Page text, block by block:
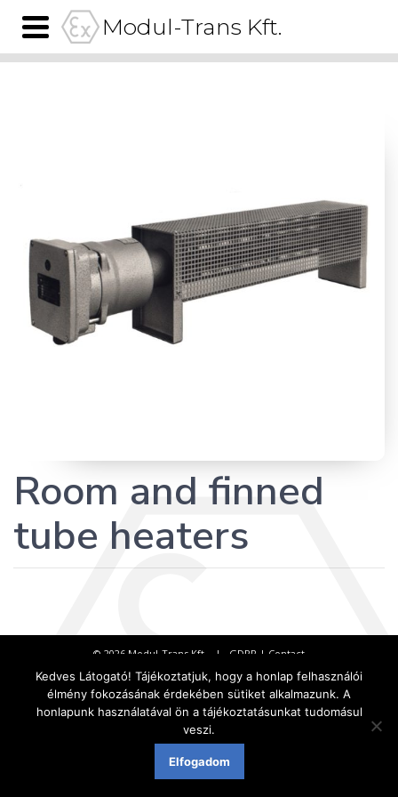
Modul-Trans Kft.
Room and finned
tube heaters
© 2026 Modul-Trans Kft. | GDPR | Contact
Weboldal készítés Eger - webelem
Kedves Látogató! Tájékoztatjuk, hogy a honlap felhasználói
élmény fokozásának érdekében sütiket alkalmazunk. A
honlapunk használatával ön a tájékoztatásunkat tudomásul
veszi.
Elfogadom